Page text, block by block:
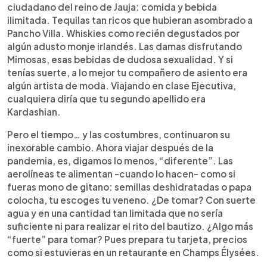
ciudadano del reino de Jauja: comida y bebida
ilimitada. Tequilas tan ricos que hubieran asombrado a
Pancho Villa. Whiskies como recién degustados por
algún adusto monje irlandés. Las damas disfrutando
Mimosas, esas bebidas de dudosa sexualidad. Y si
tenías suerte, a lo mejor tu compañero de asiento era
algún artista de moda. Viajando en clase Ejecutiva,
cualquiera diría que tu segundo apellido era
Kardashian.
Pero el tiempo… y las costumbres, continuaron su
inexorable cambio. Ahora viajar después de la
pandemia, es, digamos lo menos, “diferente”. Las
aerolíneas te alimentan -cuando lo hacen- como si
fueras mono de gitano: semillas deshidratadas o papa
colocha, tu escoges tu veneno. ¿De tomar? Con suerte
agua y en una cantidad tan limitada que no sería
suficiente ni para realizar el rito del bautizo. ¿Algo más
“fuerte” para tomar? Pues prepara tu tarjeta, precios
como si estuvieras en un retaurante en Champs Élysées.